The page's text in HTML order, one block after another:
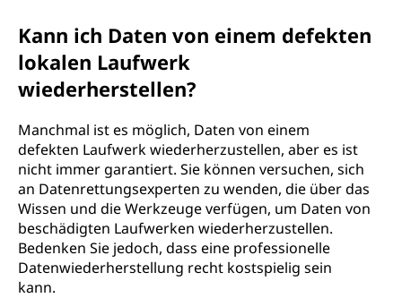
Kann ich Daten von einem defekten
lokalen Laufwerk
wiederherstellen?
Manchmal ist es möglich, Daten von einem
defekten Laufwerk wiederherzustellen, aber es ist
nicht immer garantiert. Sie können versuchen, sich
an Datenrettungsexperten zu wenden, die über das
Wissen und die Werkzeuge verfügen, um Daten von
beschädigten Laufwerken wiederherzustellen.
Bedenken Sie jedoch, dass eine professionelle
Datenwiederherstellung recht kostspielig sein
kann.